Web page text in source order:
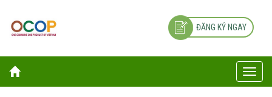
ĐĂNG KÝ NGAY
Toggle